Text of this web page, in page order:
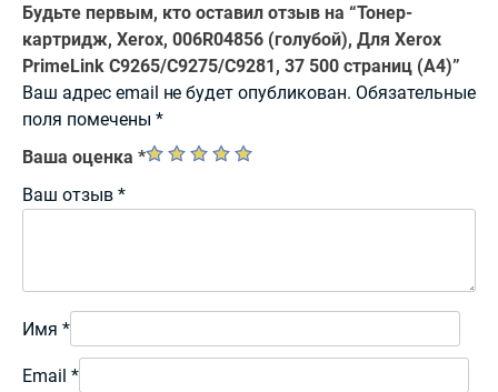
Будьте первым, кто оставил отзыв на “Тонер-
картридж, Xerox, 006R04856 (голубой), Для Xerox
PrimeLink C9265/C9275/C9281, 37 500 страниц (А4)”
Ваш адрес email не будет опубликован. Обязательные
поля помечены *
Ваша оценка *
Ваш отзыв *
Имя *
Email *